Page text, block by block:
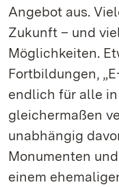
Angebot aus.
Zukunft – und
Möglichkeiten.
Fortbildungen,
endlich für alle in
gleichermaßen
unabhängig
Monumenten
einem